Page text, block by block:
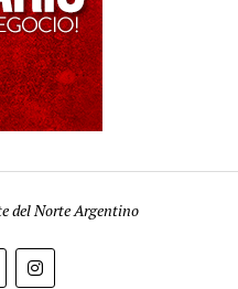
del Norte Argentino